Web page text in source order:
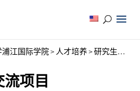
江国际学院> 人才培养>研究生教育
流项目